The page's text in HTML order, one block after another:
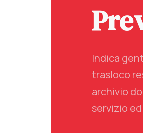
Indica
trasloco
archivio
servizio